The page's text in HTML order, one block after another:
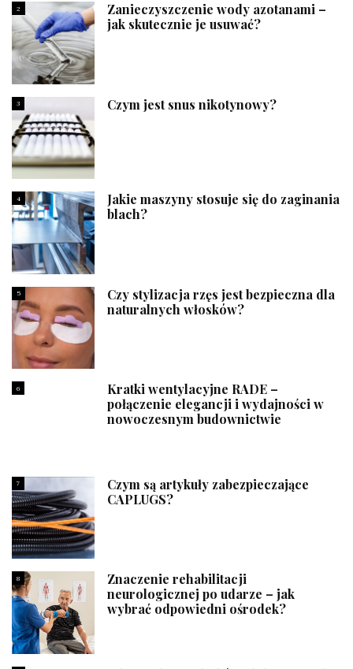
2
Zanieczyszczenie wody azotanami –
jak skutecznie je usuwać?
3 Czym jest snus nikotynowy?
4
Jakie maszyny stosuje się do zaginania
blach?
5
Czy stylizacja rzęs jest bezpieczna dla
naturalnych włosków?
6
Kratki wentylacyjne RADE –
połączenie elegancji i wydajności w
nowoczesnym budownictwie
7
Czym są artykuły zabezpieczające
CAPLUGS?
8
Znaczenie rehabilitacji
neurologicznej po udarze – jak
wybrać odpowiedni ośrodek?